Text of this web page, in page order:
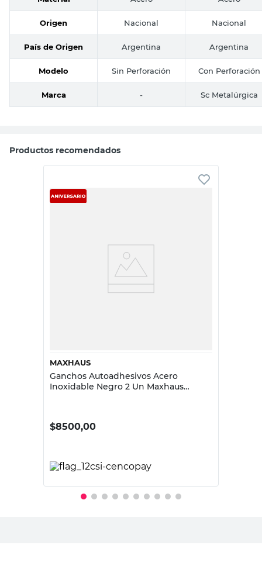
Origen Nacional Nacional
País de Origen Argentina Argentina
Modelo Sin Perforación Con Perforación
Marca - Sc Metalúrgica
Productos recomendados
MAXHAUS
Ganchos Autoadhesivos Acero
Inoxidable Negro 2 Un Maxhaus
$8500,00